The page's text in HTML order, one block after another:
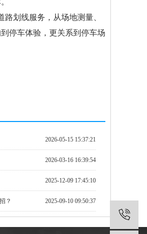
划线服务，从场地测量、
停车体验，更关系到停车场
2026-05-15 15:37:21
2026-03-16 16:39:54
2025-12-09 17:45:10
2025-09-10 09:50:37
？